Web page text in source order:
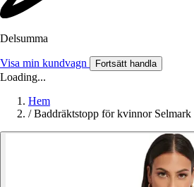
Delsumma
Visa min kundvagn Fortsätt handla
Loading...
Hem
/ Baddräktstopp för kvinnor Selmark